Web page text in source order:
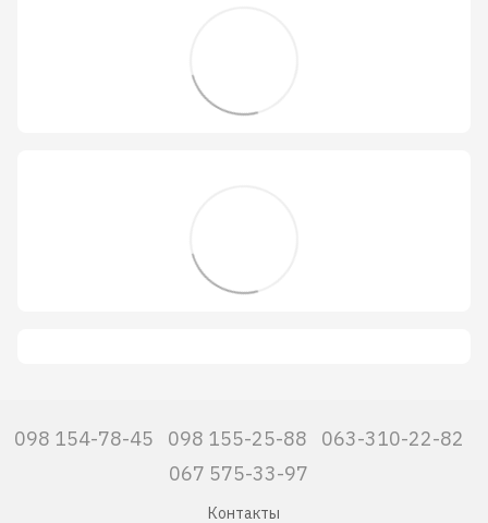
098 154-78-45 098 155-25-88
063-310-22-82
067 575-33-97
Контакты